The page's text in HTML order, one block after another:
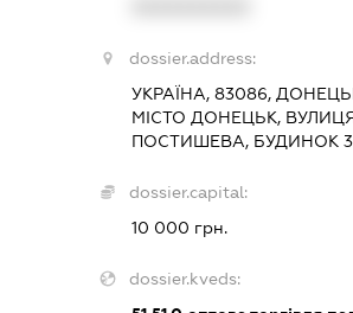
dossier.address:
УКРАЇНА, 83086,
МІСТО ДОНЕЦЬК,
ПОСТИШЕВА, БУДИНОК
dossier.capital:
10 000 грн.
dossier.kveds: